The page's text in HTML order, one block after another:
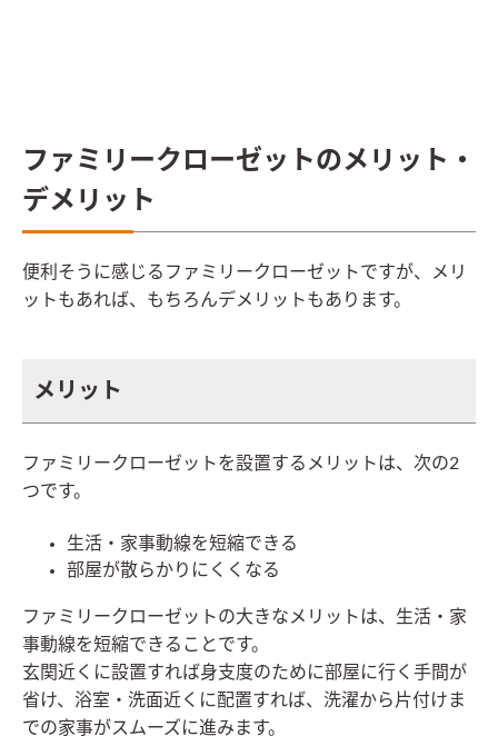
ファミリークローゼットのメリット・
デメリット
便利そうに感じるファミリークローゼットですが、メリ
ットもあれば、もちろんデメリットもあります。
メリット
ファミリークローゼットを設置するメリットは、次の2
つです。
生活・家事動線を短縮できる
部屋が散らかりにくくなる
ファミリークローゼットの大きなメリットは、生活・家
事動線を短縮できることです。
玄関近くに設置すれば身支度のために部屋に行く手間が
省け、浴室・洗面近くに配置すれば、洗濯から片付けま
での家事がスムーズに進みます。